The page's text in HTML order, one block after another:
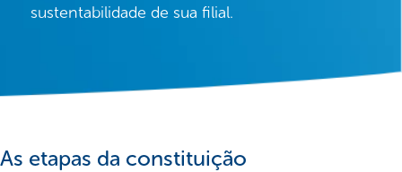
sustentabilidade de sua filial.
As etapas da constituição